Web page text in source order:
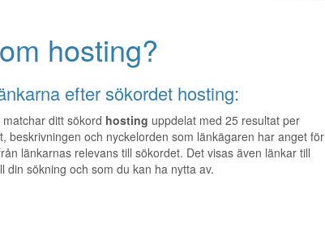
hosting?
efter sökordet hosting:
ditt sökord hosting uppdelat med 25 resultat per
beskrivningen och nyckelorden som länkägaren har anget för
länkarnas relevans till sökordet. Det visas även länkar till
din sökning och som du kan ha nytta av.